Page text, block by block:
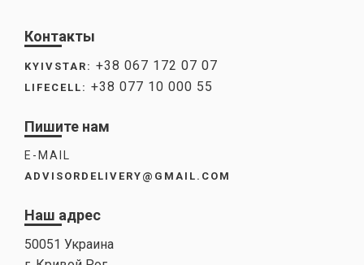
Контакты
KYIVSTAR: +38 067 172 07 07
LIFECELL: +38 077 10 000 55
Пишите нам
E-MAIL
ADVISORDELIVERY@GMAIL.COM
Наш адрес
50051 Украина